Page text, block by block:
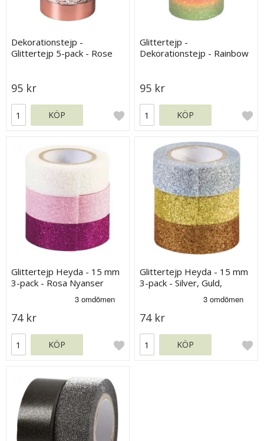
Dekorationstejp -
Glittertejp 5-pack - Rose
95 kr
KÖP
Glittertejp -
Dekorationstejp - Rainbow
95 kr
KÖP
Glittertejp Heyda - 15 mm
3-pack - Rosa Nyanser
74 kr
KÖP
Glittertejp Heyda - 15 mm
3-pack - Silver, Guld,
74 kr
KÖP